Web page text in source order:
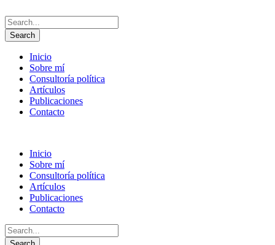
Inicio
Sobre mí
Consultoría política
Artículos
Publicaciones
Contacto
Inicio
Sobre mí
Consultoría política
Artículos
Publicaciones
Contacto